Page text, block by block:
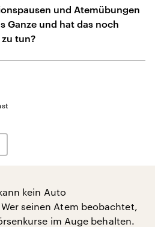
und Atemübungen
Ganze und hat das noch
tun?
kein Auto
seinen Atem beobachtet,
im Auge behalten.